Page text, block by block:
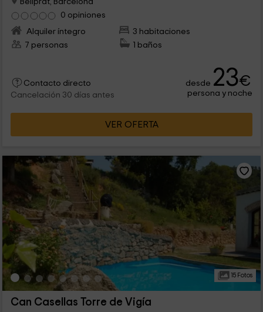
0 opiniones
Alquiler íntegro
3 habitaciones
7 personas
1 baños
Contacto directo
Cancelación 30 días antes
desde 23€
persona y noche
VER OFERTA
15 Fotos
Can Casellas Torre de Vigía